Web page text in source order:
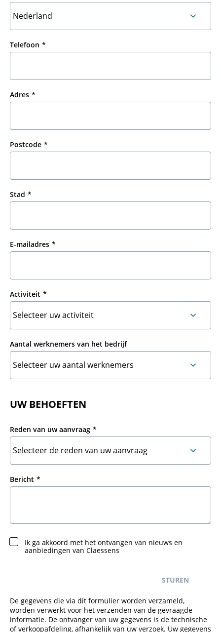
Telefoon
Adres
Postcode
Stad
E-mailadres
Activiteit
Aantal werknemers van het bedrijf
UW BEHOEFTEN
Reden van uw aanvraag
Bericht
Ik ga akkoord met het ontvangen van nieuws en
aanbiedingen van Claessens
STUREN
De gegevens die via dit formulier worden verzameld,
worden verwerkt voor het verzenden van de gevraagde
informatie. De ontvanger van uw gegevens is de technische
of verkoopafdeling, afhankelijk van uw verzoek. Uw gegevens